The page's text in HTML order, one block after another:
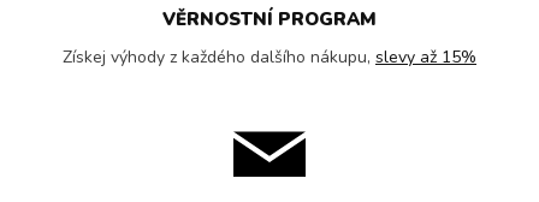
VĚRNOSTNÍ PROGRAM
Získej výhody z každého dalšího nákupu, slevy až 15%